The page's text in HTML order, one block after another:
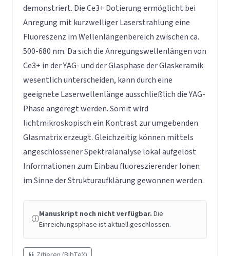
demonstriert. Die Ce3+ Dotierung ermöglicht bei
Anregung mit kurzwelliger Laserstrahlung eine
Fluoreszenz im Wellenlängenbereich zwischen ca.
500-680 nm. Da sich die Anregungswellenlängen von
Ce3+ in der YAG- und der Glasphase der Glaskeramik
wesentlich unterscheiden, kann durch eine
geeignete Laserwellenlänge ausschließlich die YAG-
Phase angeregt werden. Somit wird
lichtmikroskopisch ein Kontrast zur umgebenden
Glasmatrix erzeugt. Gleichzeitig können mittels
angeschlossener Spektralanalyse lokal aufgelöst
Informationen zum Einbau fluoreszierender Ionen
im Sinne der Strukturaufklärung gewonnen werden.
Manuskript noch nicht verfügbar. Die
Einreichungsphase ist aktuell geschlossen.